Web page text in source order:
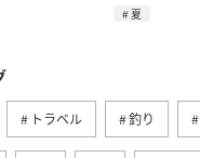
夏
トラベル 釣り